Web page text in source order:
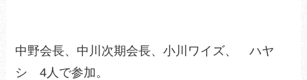
中野会長、中川次期会長、小川ワイズ、 ハヤ
シ 4人で参加。